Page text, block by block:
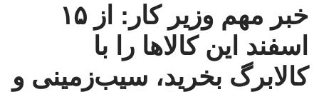
خبر مهم وزیر کار: از ۱۵
اسفند این کالاها را با
کالابرگ بخرید، سیب‌زمینی و